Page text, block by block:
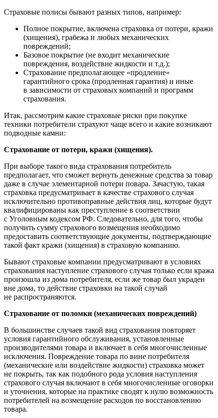
Страховые полисы бывают разных типов, например:
Полное покрытие, включена страховка от потери, кражи
(хищения), грабежа и любых механических
повреждений;
Базовое покрытие (не входит механические
повреждения, воздействие жидкости и т.д.);
Страхование предполагающее «продление»
гарантийного срока (продленная гарантия) и иные
в зависимости от страховых компаний и программ
страхования.
Итак, рассмотрим какие страховые риски при покупке
техники потребители страхуют чаще всего и какие возникают
подводные камни:
Страхование от потери, кражи (хищения).
При выборе такого вида страхования потребитель
предполагает, что сможет вернуть денежные средства за товар
даже в случае элементарной потери повара. Зачастую, такая
страховка предусматривает в качестве страхового случая
исключительно противоправные действия лиц, которые будут
квалифицированы как преступление в соответствии
с Уголовным кодексом РФ. Следовательно, для того, чтобы
получить сумму страхового возмещения необходимо
предоставить соответствующие документы, подтверждающие
такой факт кражи (хищения) в страховую компанию.
Бывают страховые компании предусматривают в условиях
страхования наступление страхового случая только если кража
произошла из дома потребителя, если же товар был украден
вне дома, то действие страховки на такой случай
не распространяются.
Страхование от поломки (механических повреждений)
В большинстве случаев такой вид страхования повторяет
условия гарантийного обслуживания, установленные
производителями товара и включает в себя многочисленные
исключения. Повреждение товара по вине потребителя
(механические или воздействие жидкости) страховка может
не покрыть, так как подобного рода условия наступления
страхового случая включают в себя многочисленные оговорки
и уточнения, которые на практике сводят к нулю возможность
потребителей на возмещение расходов по восстановлению
товара.